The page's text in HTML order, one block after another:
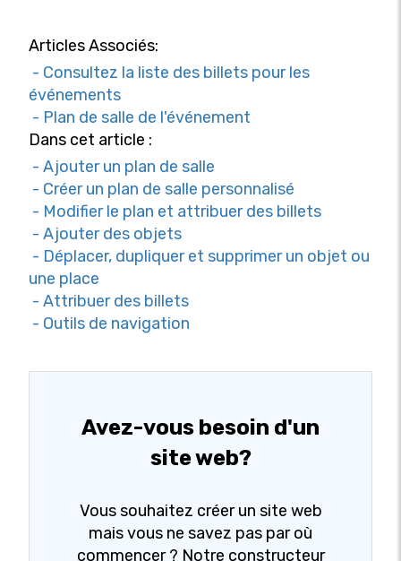
Articles Associés:
- Consultez la liste des billets pour les
événements
- Plan de salle de l'événement
Dans cet article :
- Ajouter un plan de salle
- Créer un plan de salle personnalisé
- Modifier le plan et attribuer des billets
- Ajouter des objets
- Déplacer, dupliquer et supprimer un objet ou
une place
- Attribuer des billets
- Outils de navigation
Avez-vous besoin d'un
site web?
Vous souhaitez créer un site web
mais vous ne savez pas par où
commencer ? Notre constructeur